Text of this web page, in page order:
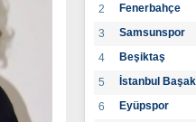
2
Fenerbahçe
3
Samsunspor
4
Beşiktaş
5
İstanbul
6
Eyüpspor